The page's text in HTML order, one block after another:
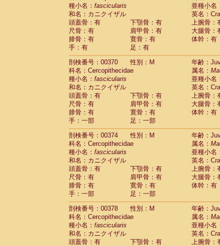
種小名： fascicularis
亜種小名
和名：カニクイザル
英名：
頭蓋骨：有
下顎骨：有
上腕骨：
尺骨：有
肩甲骨：有
大腿骨：
腓骨：有
寛骨：有
体幹：有
手：有
足：有
剖検番号：00370
性別：M
年齢：
科名：Cercopithecidae
属名：
種小名： fascicularis
亜種小名
和名：カニクイザル
英名：
頭蓋骨：有
下顎骨：有
上腕骨：
尺骨：有
肩甲骨：有
大腿骨：
腓骨：有
寛骨：有
体幹：有
手：一部
足：一部
剖検番号：00374
性別：M
年齢：
科名：Cercopithecidae
属名：
種小名： fascicularis
亜種小名
和名：カニクイザル
英名：
頭蓋骨：有
下顎骨：有
上腕骨：
尺骨：有
肩甲骨：有
大腿骨：
腓骨：有
寛骨：有
体幹：有
手：一部
足：一部
剖検番号：00378
性別：M
年齢：
科名：Cercopithecidae
属名：
種小名： fascicularis
亜種小名
和名：カニクイザル
英名：
頭蓋骨：有
下顎骨：有
上腕骨：